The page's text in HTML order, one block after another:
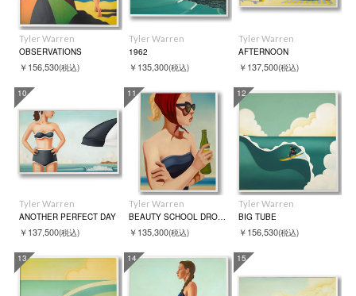
Tyler Warren
OBSERVATIONS
￥156,530(税込)
Tyler Warren
1962
￥135,300(税込)
Tyler Warren
AFTERNOON
￥137,500(税込)
10
Tyler Warren
ANOTHER PERFECT DAY
￥137,500(税込)
11
Tyler Warren
BEAUTY SCHOOL DROP OUT
￥135,300(税込)
12
Tyler Warren
BIG TUBE
￥156,530(税込)
13 14 15